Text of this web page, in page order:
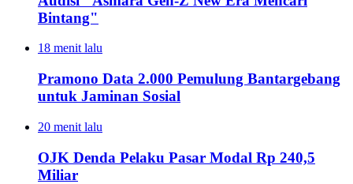
Bintang"
18 menit lalu
Pramono Data 2.000 Pemulung Bantargebang
untuk Jaminan Sosial
20 menit lalu
OJK Denda Pelaku Pasar Modal Rp 240,5
Miliar